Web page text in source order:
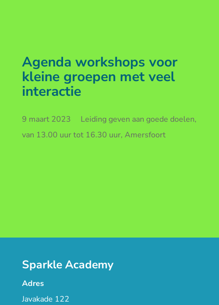
Agenda workshops voor
kleine groepen met veel
interactie
9 maart 2023 Leiding geven aan goede doelen,
van 13.00 uur tot 16.30 uur, Amersfoort
Sparkle Academy
Adres
Javakade 122